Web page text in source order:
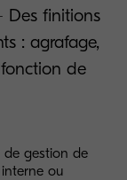
Des finitions
: agrafage,
de
de gestion de
ou